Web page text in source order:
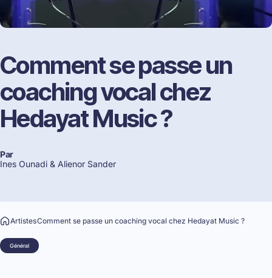
Commentsepasseun
coachingvocalchez
HedayatMusic?
Par
Ines Ounadi & Alienor Sander
ArtistesComment se passe un coaching vocal chez Hedayat Music ?
Général